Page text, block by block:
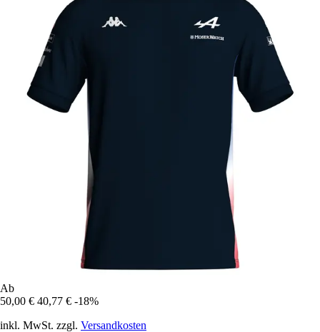
Ab
50,00 € 40,77 € -18%
inkl. MwSt. zzgl. Versandkosten